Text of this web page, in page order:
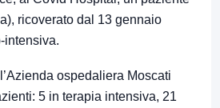
ricoverato dal 13 gennaio
intensiva.
ospedaliera Moscati
5 in terapia intensiva, 21